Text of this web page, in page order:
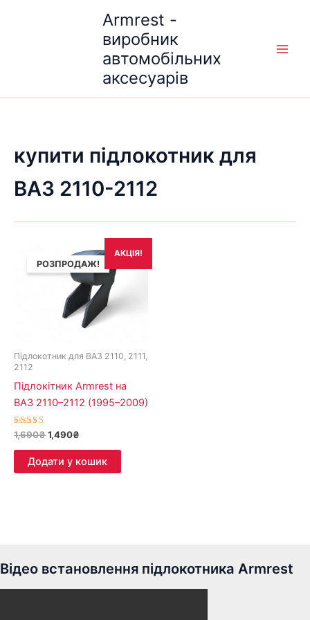
Armrest -
виробник
автомобільних
аксесуарів
купити підлокотник для
ВАЗ 2110-2112
АКЦІЯ!
РОЗПРОДАЖ!
Підлокотник для ВАЗ 2110, 2111,
2112
Підлокітник Armrest на
ВАЗ 2110–2112 (1995–2009)
Оцінено в
5.00
з 5
1,690₴
ціна:
1,690₴.
1,490₴
ціна:
1,490₴.
Додати у кошик
Відео встановлення підлокотника Armrest